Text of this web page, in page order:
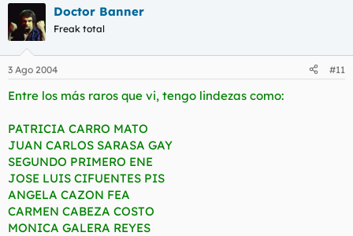
Doctor Banner
Freak total
3 Ago 2004 #11
Entre los más raros que vi, tengo lindezas como:
PATRICIA CARRO MATO
JUAN CARLOS SARASA GAY
SEGUNDO PRIMERO ENE
JOSE LUIS CIFUENTES PIS
ANGELA CAZON FEA
CARMEN CABEZA COSTO
MONICA GALERA REYES